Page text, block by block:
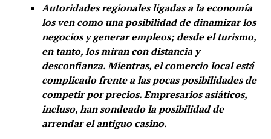
Autoridades regionales ligadas a la economía
los ven como una posibilidad de dinamizar los
negocios y generar empleos; desde el turismo,
en tanto, los miran con distancia y
desconfianza. Mientras, el comercio local está
complicado frente a las pocas posibilidades de
competir por precios. Empresarios asiáticos,
incluso, han sondeado la posibilidad de
arrendar el antiguo casino.